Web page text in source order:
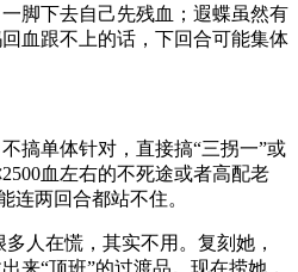
脚下去自己先残血；遐蝶虽然有
血跟不上的话，下回合可能集体
搞单体针对，直接搞“三拐一”或
血左右的不死途或者高配老
连两回合都站不住。
人在慌，其实不用。复刻她，
来“顶班”的过渡品。现在捞她，